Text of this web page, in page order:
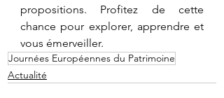
propositions. Profitez de cette
chance pour explorer, apprendre et
vous émerveiller.
Journées Européennes du Patrimoine
Actualité